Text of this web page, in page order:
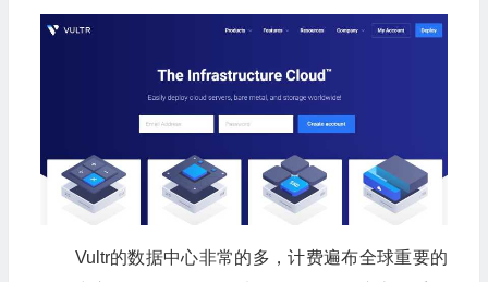
Vultr的数据中心非常的多，计费遍布全球重要的